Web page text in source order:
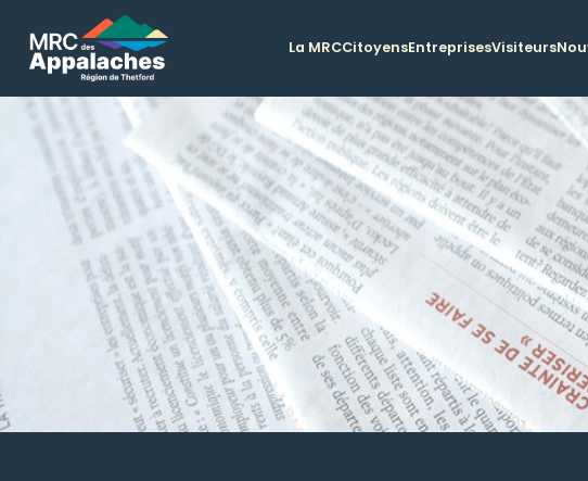
La MRCCitoyensEntreprisesVisiteurs